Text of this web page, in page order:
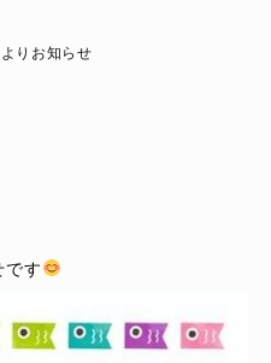
りお知らせ
です